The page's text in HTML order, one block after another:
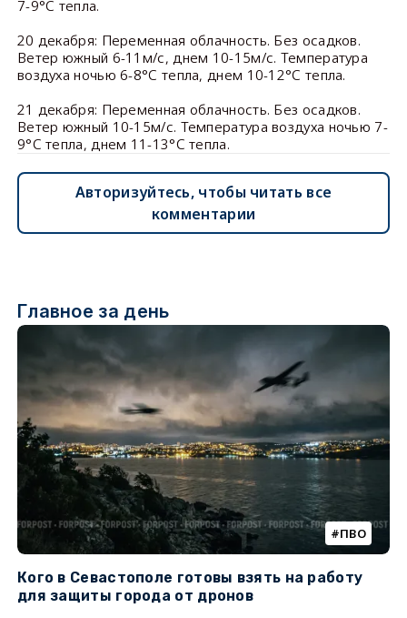
7-9°С тепла.
20 декабря: Переменная облачность. Без осадков.
Ветер южный 6-11м/с, днем 10-15м/с. Температура
воздуха ночью 6-8°С тепла, днем 10-12°С тепла.
21 декабря: Переменная облачность. Без осадков.
Ветер южный 10-15м/с. Температура воздуха ночью 7-
9°С тепла, днем 11-13°С тепла.
Авторизуйтесь, чтобы читать все
комментарии
Главное за день
ПВО
Кого в Севастополе готовы взять на работу
для защиты города от дронов